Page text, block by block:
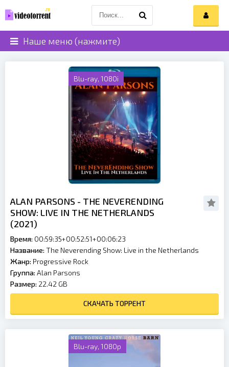
Наше меню (нажмите)
Blu-ray, 1080i
ALAN PARSONS - THE NEVERENDING
SHOW: LIVE IN THE NETHERLANDS
(2021)
Время: 00:59:35+00:52:51+00:06:23
Название: The Neverending Show: Live in the Netherlands
Жанр: Progressive Rock
Группа: Alan Parsons
Размер: 22.42 GB
СКАЧАТЬ ТОРРЕНТ
Blu-ray, 1080p